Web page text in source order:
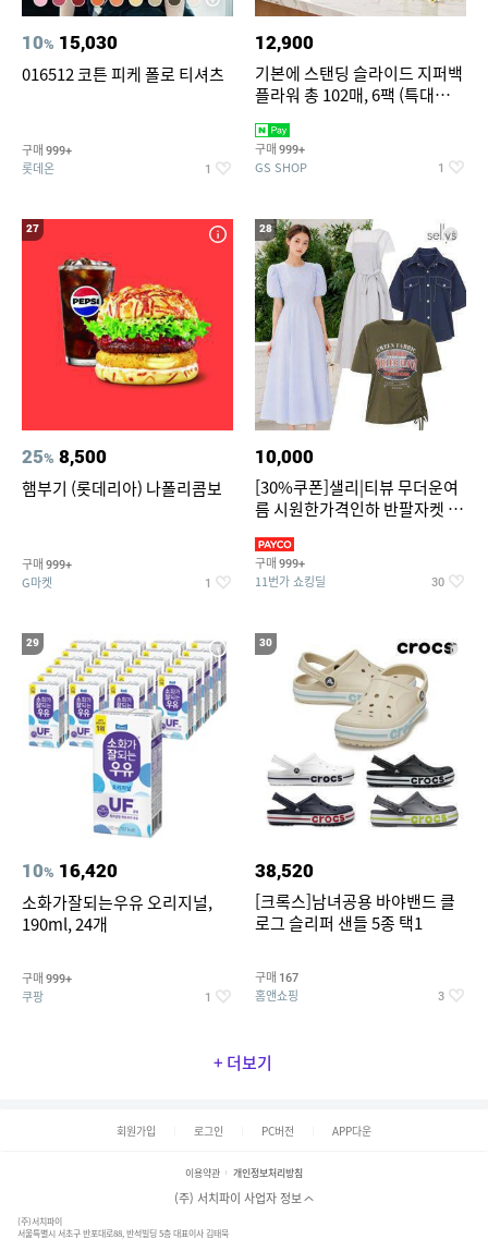
10% 15,030
016512 코튼 피케 폴로 티셔츠
구매 999+
롯데온 1
12,900
기본에 스탠딩 슬라이드 지퍼백
플라워 총 102매, 6팩 (특대
구매 999+
GS SHOP 1
27
25% 8,500
햄부기 (롯데리아) 나폴리콤보
구매 999+
G마켓 1
28
10,000
[30%쿠폰]샐리|티뷰 무더운여
름 시원한가격인하 반팔자켓 1
구매 999+
11번가 쇼킹딜 30
29
10% 16,420
소화가잘되는우유 오리지널,
190ml, 24개
구매 999+
쿠팡 1
30
38,520
[크록스]남녀공용 바야밴드 클
로그 슬리퍼 샌들 5종 택1
구매 167
홈앤쇼핑 3
+ 더보기
회원가입 로그인 PC버전 APP다운
이용약관 개인정보처리방침
(주) 서치파이 사업자 정보
(주)서치파이
서울특별시 서초구 반포대로88, 반석빌딩 5층 대표이사 김태묵